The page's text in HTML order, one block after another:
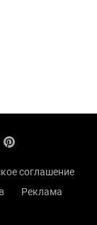
соглашение
Реклама